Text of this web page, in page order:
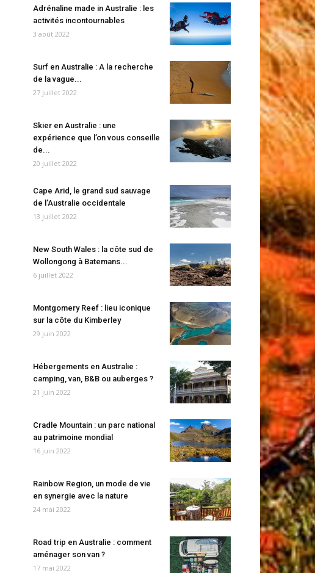
Adrénaline made in Australie : les
activités incontournables
3 août 2022
Surf en Australie : A la recherche
de la vague...
27 juillet 2022
Skier en Australie : une
expérience que l’on vous conseille
de...
20 juillet 2022
Cape Arid, le grand sud sauvage
de l’Australie occidentale
13 juillet 2022
New South Wales : la côte sud de
Wollongong à Batemans...
6 juillet 2022
Montgomery Reef : lieu iconique
sur la côte du Kimberley
29 juin 2022
Hébergements en Australie :
camping, van, B&B ou auberges ?
21 juin 2022
Cradle Mountain : un parc national
au patrimoine mondial
16 juin 2022
Rainbow Region, un mode de vie
en synergie avec la nature
24 mai 2022
Road trip en Australie : comment
aménager son van ?
17 mai 2022